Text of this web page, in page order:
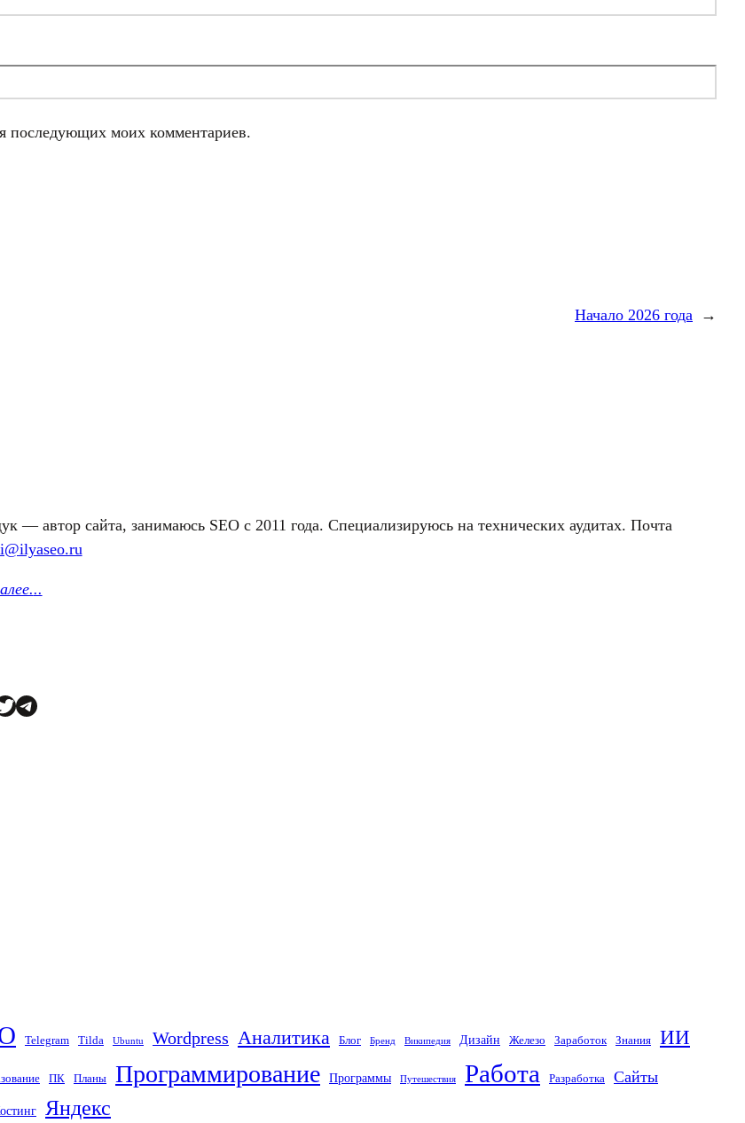
последующих моих комментариев.
Начало 2026 года →
— автор сайта, занимаюсь SEO с 2011 года. Специализируюсь на технических аудитах. Почта
i@ilyaseo.ru
..
Telegram
Telegram Tilda Ubuntu Wordpress Аналитика Блог Бренд Википедия Дизайн Железо Заработок Знания ИИ
ПК Планы Программирование Программы Путешествия Работа Разработка Сайты
Яндекс